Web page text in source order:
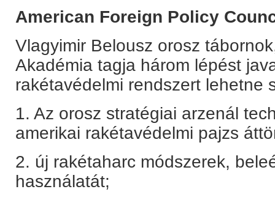
American Foreign Policy
Vlagyimir Belousz orosz
Akadémia tagja három lépést
rakétavédelmi rendszert lehetne
1. Az orosz stratégiai arzenál
amerikai rakétavédelmi pajzs
2. új rakétaharc módszerek,
használatát;